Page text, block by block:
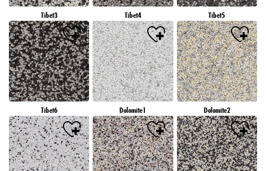
Tibet3 Tibet4 Tibet5
Tibet6 Dolomite1 Dolomite2